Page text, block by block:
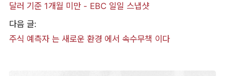
달러 기준 1개월 미만 - EBC 일일 스냅샷
다음 글:
​주식 예측자 는 새로운 환경 에서 속수무책 이다